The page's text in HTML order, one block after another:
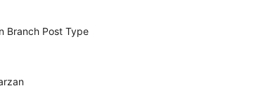
Branch Post Type